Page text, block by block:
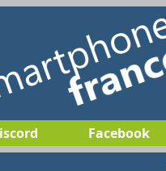
Facebook